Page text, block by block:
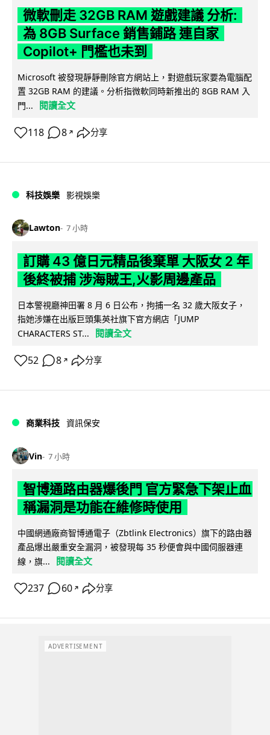
微軟刪走 32GB RAM 遊戲建議 分析:
為 8GB Surface 銷售鋪路 連自家
Copilot+ 門檻也未到
Microsoft 被發現靜靜刪除官方網站上，對遊戲玩家要為電腦配
置 32GB RAM 的建議。分析指微軟同時新推出的 8GB RAM 入
門...
閱讀全文
118 8 ↗ 分享
科技娛樂 影視娛樂
Lawton 7 小時
訂購 43 億日元精品後棄單 大阪女 2 年
後終被捕 涉海賊王,火影周邊產品
日本警視廳神田署 8 月 6 日公布，拘捕一名 32 歲大阪女子，
指她涉嫌在出版巨頭集英社旗下官方網店「JUMP
CHARACTERS ST...
閱讀全文
52 8 ↗ 分享
商業科技 資訊保安
Vin 7 小時
智博通路由器爆後門 官方緊急下架止血
稱漏洞是功能在維修時使用
中國網通廠商智博通電子（Zbtlink Electronics）旗下的路由器
產品爆出嚴重安全漏洞，被發現每 35 秒便會與中國伺服器連
線，旗...
閱讀全文
237 60 ↗ 分享
ADVERTISEMENT